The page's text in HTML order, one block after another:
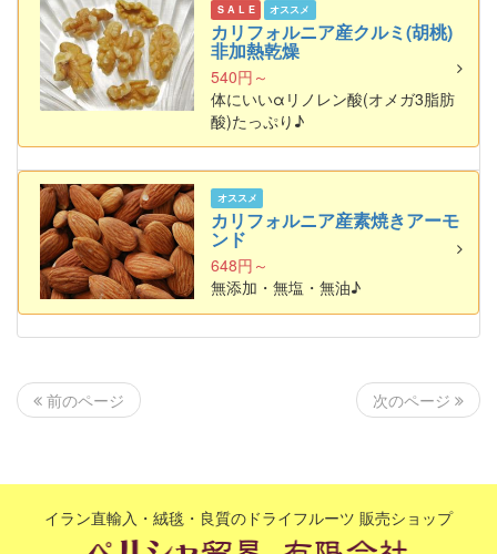
S A L E オススメ
カリフォルニア産クルミ(胡桃)
非加熱乾燥
540円～
体にいいαリノレン酸(オメガ3脂肪
酸)たっぷり♪
オススメ
カリフォルニア産素焼きアーモ
ンド
648円～
無添加・無塩・無油♪
前のページ 次のページ
イラン直輸入・絨毯・良質のドライフルーツ 販売ショップ